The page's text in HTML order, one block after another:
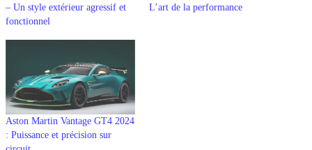
– Un style extérieur agressif et
fonctionnel
L’art de la performance
Aston Martin Vantage GT4 2024
: Puissance et précision sur